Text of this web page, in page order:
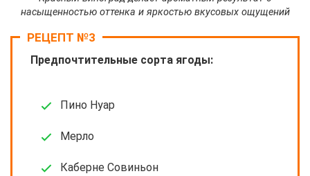
насыщенностью оттенка и яркостью вкусовых ощущений
РЕЦЕПТ №3
Предпочтительные сорта ягоды:
Пино Нуар
Мерло
Каберне Совиньон